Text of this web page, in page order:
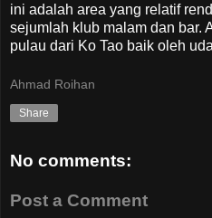
ini adalah area yang relatif
sejumlah klub malam dan bar.
pulau dari Ko Tao baik oleh
Ahmad Roihan
Share
No comments:
Post a Comment